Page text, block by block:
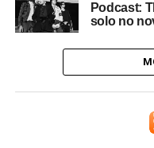
Podcast:
solo no